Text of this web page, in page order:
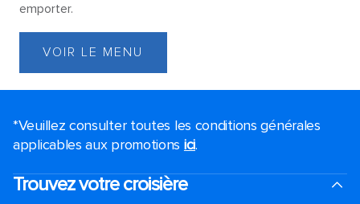
emporter.
VOIR LE MENU
*Veuillez consulter toutes les conditions générales
applicables aux promotions ici.
Trouvez votre croisière